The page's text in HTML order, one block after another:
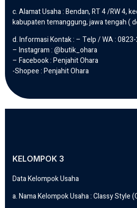
c. Alamat Usaha : Bendan, RT 4 /RW 4,
kabupaten temanggung, jawa tengah (
d. Informasi Kontak : – Telp / WA :
– Instagram : @butik_ohara
– Facebook : Penjahit Ohara
-Shopee : Penjahit Ohara
KELOMPOK 3
Data Kelompok Usaha
a. Nama Kelompok Usaha : Classy Style